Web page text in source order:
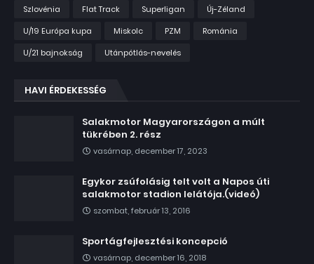
Szlovénia
Flat Track Superligan
Új-Zéland
U/19 Európa kupa
Miskolc PZM
Románia
U/21 bajnokság
Utánpótlás-nevelés
HAVI ÉRDEKESSÉG
Salakmotor Magyarországon a múlt
tükrében 2. rész
vasárnap, december 17, 2023
Egykor zsúfolásig telt volt a Napos úti
salakmotor stadion lelátója.(videó)
szombat, február 13, 2016
Sportágfejlesztési koncepció
vasárnap, december 16, 2018